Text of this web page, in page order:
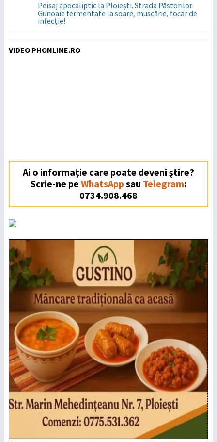
Peisaj apocaliptic la Ploiești. Strada Păstorilor:
Gunoaie fermentate la soare, muscărie, focar de
infecție!
VIDEO PHONLINE.RO
Ai o informație care poate deveni ştire?
Scrie-ne pe WhatsApp sau Telegram:
0734.908.468